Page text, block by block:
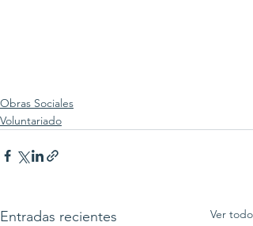
Obras Sociales
Voluntariado
Entradas recientes Ver todo